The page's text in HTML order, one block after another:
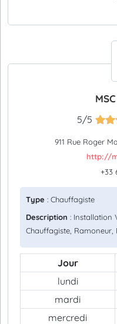
5/5
911 Rue Roger
http://
+33
Type : Chauffagiste
Description : Installation
Chauffagiste, Ramoneur,
Jour
lundi
mardi
mercredi